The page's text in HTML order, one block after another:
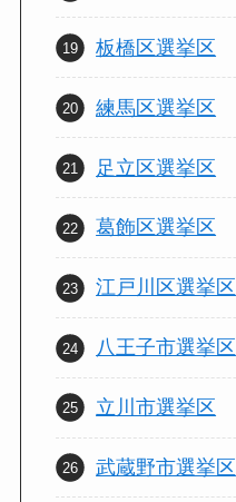
板橋区選挙区
練馬区選挙区
足立区選挙区
葛飾区選挙区
江戸川区選挙区
八王子市選挙区
立川市選挙区
武蔵野市選挙区